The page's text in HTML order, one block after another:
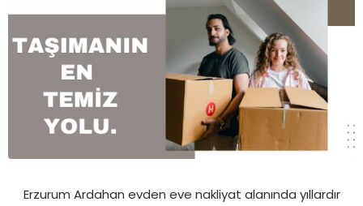
Erzurum Ardahan evden eve nakliyat alanında yıllardır